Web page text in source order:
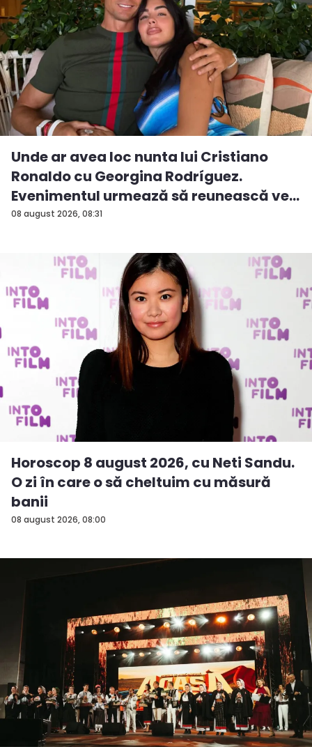
08 august 2026, 08:31
Unde ar avea loc nunta lui Cristiano
Ronaldo cu Georgina Rodríguez.
Evenimentul urmează să reunească ve...
08 august 2026, 08:00
Horoscop 8 august 2026, cu Neti Sandu.
O zi în care o să cheltuim cu măsură
banii